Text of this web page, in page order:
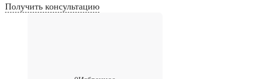
Получить консультацию